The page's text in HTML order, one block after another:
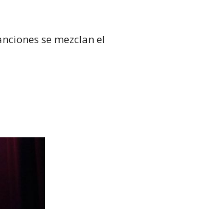
se mezclan el